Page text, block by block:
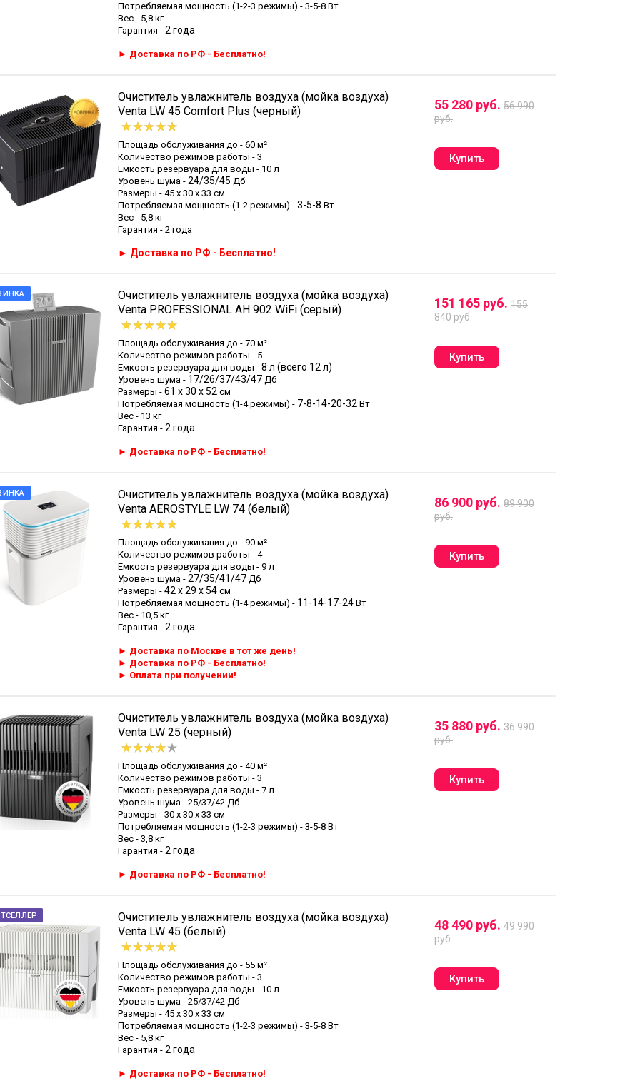
Потребляемая мощность (1-2-3 режимы) - 3-5-8 Вт
Вес - 5,8 кг
Гарантия - 2 года
► Доставка по РФ - Бесплатно!
Очиститель увлажнитель воздуха (мойка воздуха)
Venta LW 45 Comfort Plus (черный)
Площадь обслуживания до - 60 м²
Количество режимов работы - 3
Емкость резервуара для воды - 10 л
Уровень шума - 24/35/45 Дб
Размеры - 45 х 30 х 33 см
Потребляемая мощность (1-2 режимы) - 3-5-8 Вт
Вес - 5,8 кг
Гарантия - 2 года
► Доставка по РФ - Бесплатно!
55 280 руб. 56 990
руб.
Очиститель увлажнитель воздуха (мойка воздуха)
Venta PROFESSIONAL AH 902 WiFi (серый)
Площадь обслуживания до - 70 м²
Количество режимов работы - 5
Емкость резервуара для воды - 8 л (всего 12 л)
Уровень шума - 17/26/37/43/47 Дб
Размеры - 61 х 30 х 52 см
Потребляемая мощность (1-4 режимы) - 7-8-14-20-32 Вт
Вес - 13 кг
Гарантия - 2 года
► Доставка по РФ - Бесплатно!
151 165 руб. 155
840 руб.
Очиститель увлажнитель воздуха (мойка воздуха)
Venta AEROSTYLE LW 74 (белый)
Площадь обслуживания до - 90 м²
Количество режимов работы - 4
Емкость резервуара для воды - 9 л
Уровень шума - 27/35/41/47 Дб
Размеры - 42 х 29 х 54 см
Потребляемая мощность (1-4 режимы) - 11-14-17-24 Вт
Вес - 10,5 кг
Гарантия - 2 года
► Доставка по Москве в тот же день!
► Доставка по РФ - Бесплатно!
► Оплата при получении!
86 900 руб. 89 900
руб.
Очиститель увлажнитель воздуха (мойка воздуха)
Venta LW 25 (черный)
Площадь обслуживания до - 40 м²
Количество режимов работы - 3
Емкость резервуара для воды - 7 л
Уровень шума - 25/37/42 Дб
Размеры - 30 х 30 х 33 см
Потребляемая мощность (1-2-3 режимы) - 3-5-8 Вт
Вес - 3,8 кг
Гарантия - 2 года
► Доставка по РФ - Бесплатно!
35 880 руб. 36 990
руб.
Очиститель увлажнитель воздуха (мойка воздуха)
Venta LW 45 (белый)
Площадь обслуживания до - 55 м²
Количество режимов работы - 3
Емкость резервуара для воды - 10 л
Уровень шума - 25/37/42 Дб
Размеры - 45 х 30 х 33 см
Потребляемая мощность (1-2-3 режимы) - 3-5-8 Вт
Вес - 5,8 кг
Гарантия - 2 года
► Доставка по РФ - Бесплатно!
48 490 руб. 49 990
руб.